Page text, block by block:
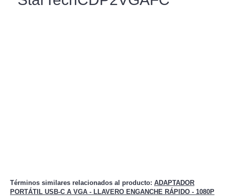
Términos similares relacionados al producto: ADAPTADOR
PORTÁTIL USB-C A VGA - LLAVERO ENGANCHE RÁPIDO - 1080P